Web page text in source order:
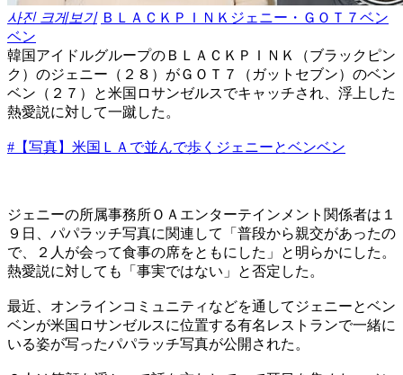
사진 크게보기 ＢＬＡＣＫＰＩＮＫジェニー・ＧＯＴ７ベン
ベン
韓国アイドルグループのＢＬＡＣＫＰＩＮＫ（ブラックピン
ク）のジェニー（２８）がＧＯＴ７（ガットセブン）のベン
ベン（２７）と米国ロサンゼルスでキャッチされ、浮上した
熱愛説に対して一蹴した。
#【写真】米国ＬＡで並んで歩くジェニーとベンベン
ジェニーの所属事務所ＯＡエンターテインメント関係者は１
９日、パパラッチ写真に関連して「普段から親交があったの
で、２人が会って食事の席をともにした」と明らかにした。
熱愛説に対しても「事実ではない」と否定した。
最近、オンラインコミュニティなどを通してジェニーとベン
ベンが米国ロサンゼルスに位置する有名レストランで一緒に
いる姿が写ったパパラッチ写真が公開された。